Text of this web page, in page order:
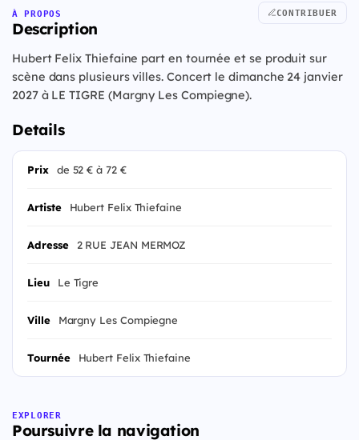
À PROPOS
Description
CONTRIBUER
Hubert Felix Thiefaine part en tournée et se produit sur
scène dans plusieurs villes. Concert le dimanche 24 janvier
2027 à LE TIGRE (Margny Les Compiegne).
Details
Prix de 52 € à 72 €
Artiste Hubert Felix Thiefaine
Adresse 2 RUE JEAN MERMOZ
Lieu Le Tigre
Ville Margny Les Compiegne
Tournée Hubert Felix Thiefaine
EXPLORER
Poursuivre la navigation